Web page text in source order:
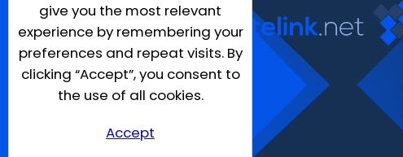
give you the most relevant
experience by remembering your
preferences and repeat visits. By
clicking “Accept”, you consent to
the use of all cookies.
Accept